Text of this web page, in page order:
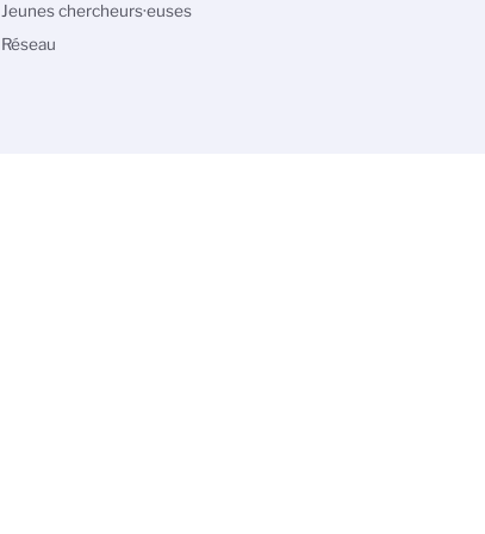
Jeunes chercheurs·euses
Réseau